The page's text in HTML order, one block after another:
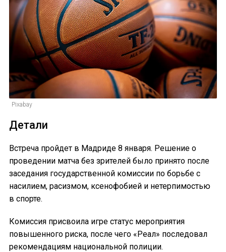
Pixabay
Детали
Встреча пройдет в Мадриде 8 января. Решение о
проведении матча без зрителей было принято после
заседания государственной комиссии по борьбе с
насилием, расизмом, ксенофобией и нетерпимостью
в спорте.
Комиссия присвоила игре статус мероприятия
повышенного риска, после чего «Реал» последовал
рекомендациям национальной полиции.